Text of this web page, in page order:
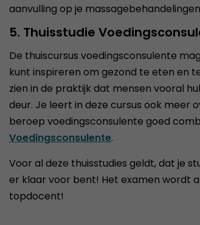
aanvulling op je
5. Thuisstudie
De thuiscursus voedingsconsulente
kunt inspireren om gezond te eten en
zien in de praktijk dat mensen vooral
deur. Je leert in deze cursus ook meer
beroep voedingsconsulente goed
Voedingsconsulente.
Voor al deze thuisstudies geldt, dat je
er klaar voor bent! Het examen wordt
topdocent!